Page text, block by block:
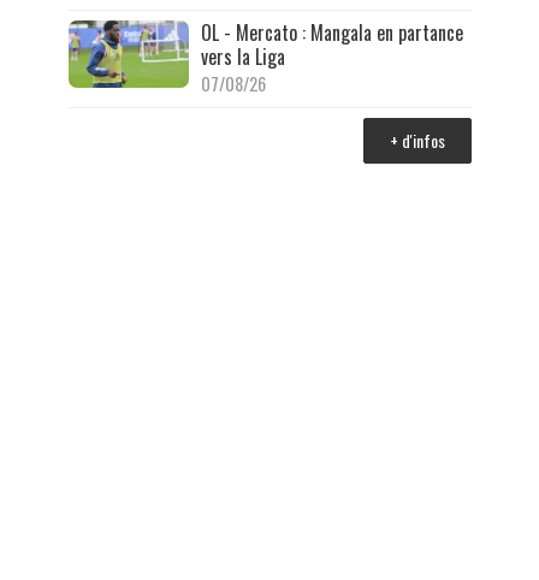
OL - Mercato : Mangala en partance
vers la Liga
07/08/26
+ d'infos